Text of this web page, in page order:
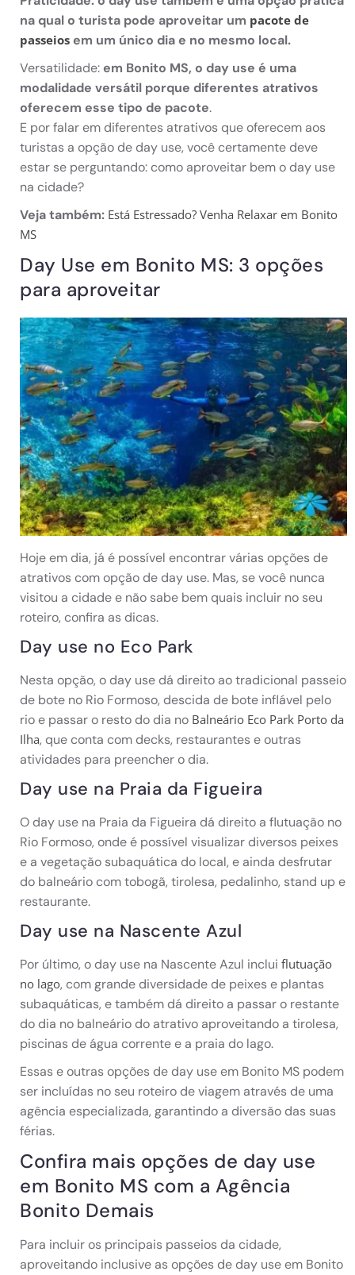
na qual o turista pode aproveitar um pacote de
passeios em um único dia e no mesmo local.
Versatilidade: em Bonito MS, o day use é uma
modalidade versátil porque diferentes atrativos
oferecem esse tipo de pacote.
E por falar em diferentes atrativos que oferecem aos
turistas a opção de day use, você certamente deve
estar se perguntando: como aproveitar bem o day use
na cidade?
Veja também: Está Estressado? Venha Relaxar em Bonito
MS
Day Use em Bonito MS: 3 opções
para aproveitar
Hoje em dia, já é possível encontrar várias opções de
atrativos com opção de day use. Mas, se você nunca
visitou a cidade e não sabe bem quais incluir no seu
roteiro, confira as dicas.
Day use no Eco Park
Nesta opção, o day use dá direito ao tradicional passeio
de bote no Rio Formoso, descida de bote inflável pelo
rio e passar o resto do dia no Balneário Eco Park Porto da
Ilha, que conta com decks, restaurantes e outras
atividades para preencher o dia.
Day use na Praia da Figueira
O day use na Praia da Figueira dá direito a flutuação no
Rio Formoso, onde é possível visualizar diversos peixes
e a vegetação subaquática do local, e ainda desfrutar
do balneário com tobogã, tirolesa, pedalinho, stand up e
restaurante.
Day use na Nascente Azul
Por último, o day use na Nascente Azul inclui flutuação
no lago, com grande diversidade de peixes e plantas
subaquáticas, e também dá direito a passar o restante
do dia no balneário do atrativo aproveitando a tirolesa,
piscinas de água corrente e a praia do lago.
Essas e outras opções de day use em Bonito MS podem
ser incluídas no seu roteiro de viagem através de uma
agência especializada, garantindo a diversão das suas
férias.
Confira mais opções de day use
em Bonito MS com a Agência
Bonito Demais
Para incluir os principais passeios da cidade,
aproveitando inclusive as opções de day use em Bonito